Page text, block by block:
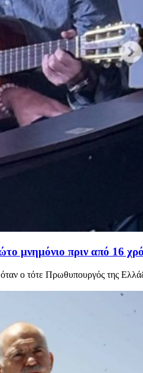
μνημόνιο πριν από 16
ο τότε Πρωθυπουργός της